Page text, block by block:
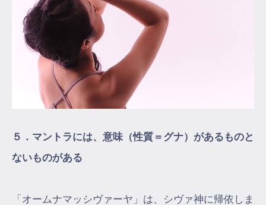
５．マントラには、意味（性質＝グナ）があるものと
ないものがある
「オームナマッシヴァーヤ」は、シヴァ神に帰依しま